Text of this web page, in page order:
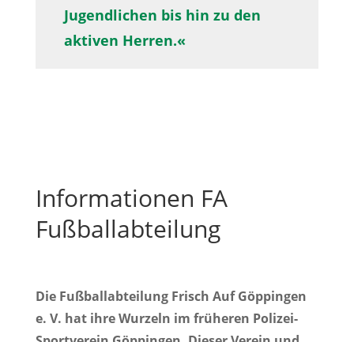
Jugendlichen bis hin zu den
aktiven Herren.«
Informationen FA
Fußballabteilung
Die Fußballabteilung Frisch Auf Göppingen
e. V. hat ihre Wurzeln im früheren Polizei-